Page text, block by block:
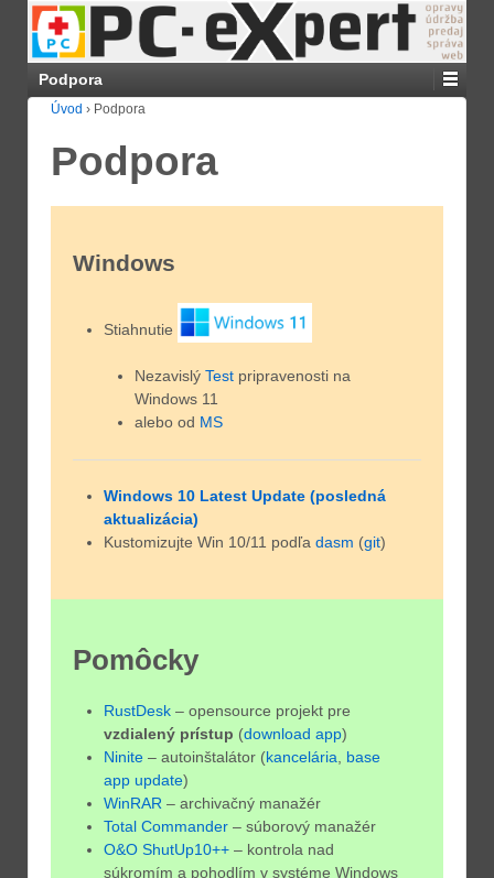
Podpora
Úvod › Podpora
Podpora
Windows
Stiahnutie
Nezavislý Test pripravenosti na
Windows 11
alebo od MS
Windows 10 Latest Update (posledná
aktualizácia)
Kustomizujte Win 10/11 podľa dasm (git)
Pomôcky
RustDesk – opensource projekt pre
vzdialený prístup (download app)
Ninite – autoinštalátor (kancelária
base
app update)
WinRAR – archivačný manažér
Total Commander – súborový manažér
O&O ShutUp10++ – kontrola nad
súkromím a pohodlím v systéme Windows